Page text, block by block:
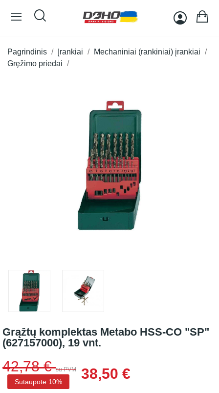
Pagrindinis Įrankiai
Mechaniniai (rankiniai) įrankiai
Gręžimo priedai
Grąžtų komplektas Metabo HSS-CO "SP"
(627157000), 19 vnt.
38,50 €
42,78 €su PVM
Sutaupote 10%